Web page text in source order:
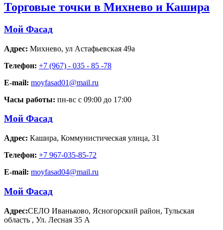
Торговые точки в Михнево и Кашира
Мой Фасад
Адрес: Михнево, ул Астафьевская 49а
Телефон: +7 (967) - 035 - 85 -78
E-mail: moyfasad01@mail.ru
Часы работы: пн-вс с 09:00 до 17:00
Мой Фасад
Адрес: Кашира, Коммунистическая улица, 31
Телефон: +7 967-035-85-72
E-mail: moyfasad04@mail.ru
Мой Фасад
Адрес:СЕЛО Иваньково, Ясногорский район, Тульская
область , Ул. Лесная 35 А